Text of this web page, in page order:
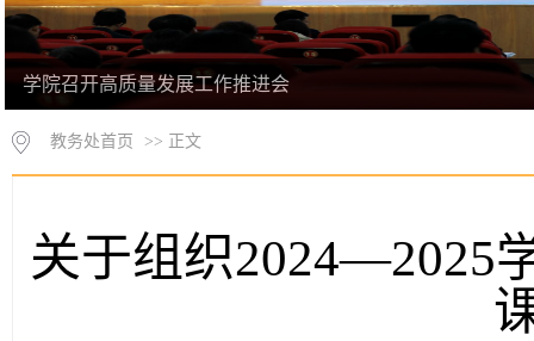
学院召开高质量发展工作推进会
教务处首页 >> 正文
关于组织2024—2025